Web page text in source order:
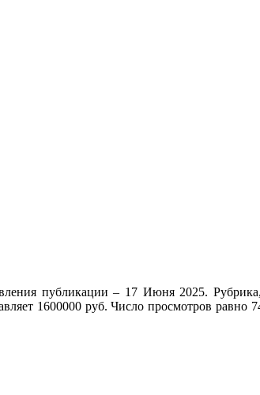
публикации – 17 Июня 2025.
1600000 руб. Число просмотров равно